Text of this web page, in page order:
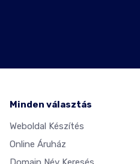
Minden választás
Weboldal Készítés
Online Áruház